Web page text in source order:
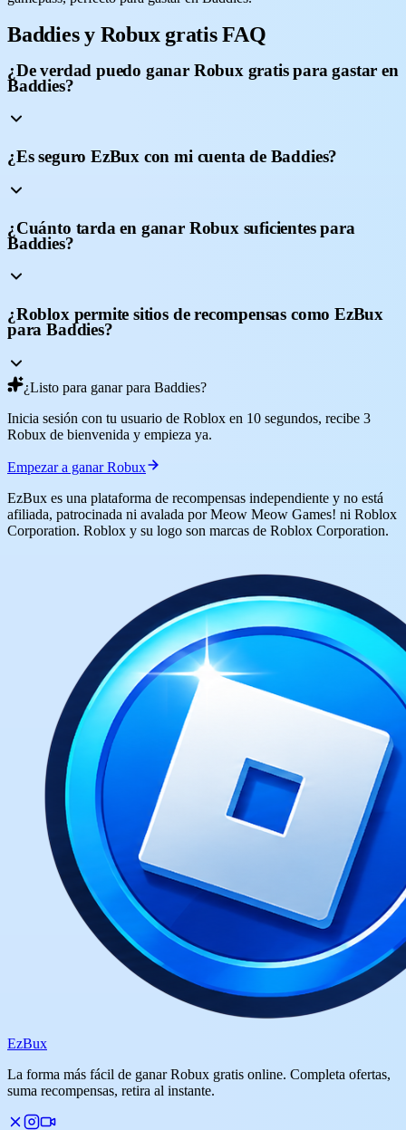
Baddies y Robux gratis FAQ
¿De verdad puedo ganar Robux gratis para gastar en
Baddies?
¿Es seguro EzBux con mi cuenta de Baddies?
¿Cuánto tarda en ganar Robux suficientes para
Baddies?
¿Roblox permite sitios de recompensas como EzBux
para Baddies?
¿Listo para ganar para Baddies?
Inicia sesión con tu usuario de Roblox en 10 segundos, recibe 3
Robux de bienvenida y empieza ya.
Empezar a ganar Robux
EzBux es una plataforma de recompensas independiente y no está
afiliada, patrocinada ni avalada por Meow Meow Games! ni Roblox
Corporation. Roblox y su logo son marcas de Roblox Corporation.
EzBux
La forma más fácil de ganar Robux gratis online. Completa ofertas,
suma recompensas, retira al instante.